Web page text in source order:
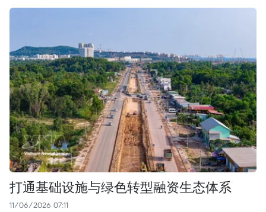
打通基础设施与绿色转型融资生态体系
11/06/2026 07:11